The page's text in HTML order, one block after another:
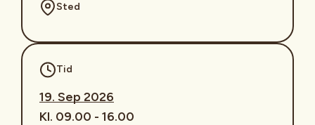
Sted
Tid
19. Sep 2026
Kl. 09.00 - 16.00